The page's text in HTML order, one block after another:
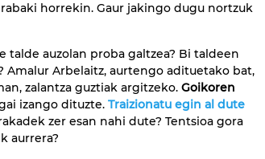
horrekin. Gaur jakingo dugu nortzuk
talde auzolan proba galtzea? Bi taldeen
Amalur Arbelaitz, aurtengo adituetako bat,
zalantza guztiak argitzeko. Goikoren
izango dituzte. Traizionatu egin al dute
zer esan nahi dute? Tentsioa gora
aurrera?